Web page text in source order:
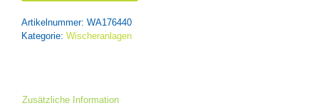
Artikelnummer: WA176440
Kategorie: Wischeranlagen
Zusätzliche Information